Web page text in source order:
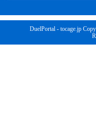
DuelPortal - tocage.jp